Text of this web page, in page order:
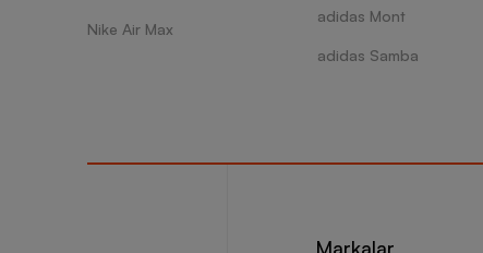
Nike Air Max
adidas Mont
adidas Samba
Markalar